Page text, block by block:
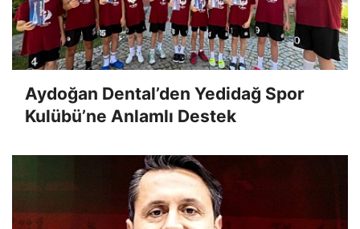
Aydoğan Dental’den Yedidağ Spor
Kulübü’ne Anlamlı Destek